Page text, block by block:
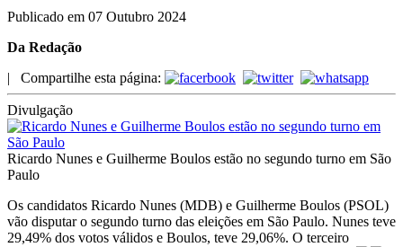
Publicado em 07 Outubro 2024
Da Redação
| Compartilhe esta página:
Divulgação
Ricardo Nunes e Guilherme Boulos estão no segundo turno em São
Paulo
Os candidatos Ricardo Nunes (MDB) e Guilherme Boulos (PSOL)
vão disputar o segundo turno das eleições em São Paulo. Nunes teve
29,49% dos votos válidos e Boulos, teve 29,06%. O terceiro